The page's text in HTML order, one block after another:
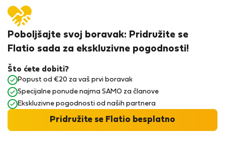
Poboljšajte svoj boravak: Pridružite se
Flatio sada za ekskluzivne pogodnosti!
Što ćete dobiti?
Popust od €20 za vaš prvi boravak
Specijalne ponude najma SAMO za članove
Ekskluzivne pogodnosti od naših partnera
Pridružite se Flatio besplatno